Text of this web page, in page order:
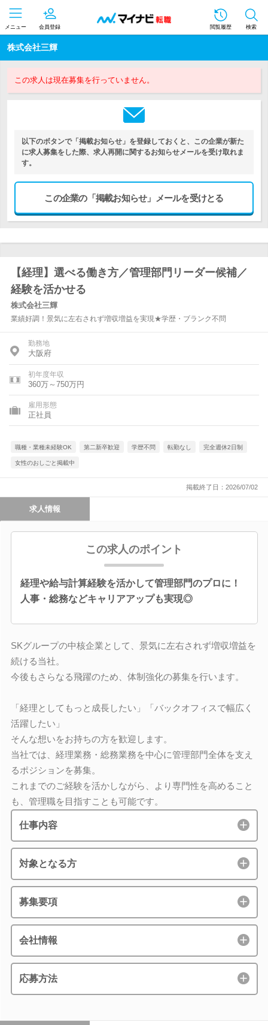
メニュー 会員登録 閲覧履歴 検索
株式会社三輝
この求人は現在募集を行っていません。
以下のボタンで「掲載お知らせ」を登録しておくと、この企業が新た
に求人募集をした際、求人再開に関するお知らせメールを受け取れま
す。
この企業の「掲載お知らせ」メールを受けとる
【経理】選べる働き方／管理部門リーダー候補／
経験を活かせる
株式会社三輝
業績好調！景気に左右されず増収増益を実現★学歴・ブランク不問
勤務地
大阪府
初年度年収
360万～750万円
雇用形態
正社員
職種・業種未経験OK 第二新卒歓迎 学歴不問 転勤なし 完全週休2日制
女性のおしごと掲載中
掲載終了日：2026/07/02
求人情報
この求人のポイント
経理や給与計算経験を活かして管理部門のプロに！
人事・総務などキャリアアップも実現◎
SKグループの中核企業として、景気に左右されず増収増益を
続ける当社。
今後もさらなる飛躍のため、体制強化の募集を行います。
「経理としてもっと成長したい」「バックオフィスで幅広く
活躍したい」
そんな想いをお持ちの方を歓迎します。
当社では、経理業務・総務業務を中心に管理部門全体を支え
るポジションを募集。
これまでのご経験を活かしながら、より専門性を高めること
も、管理職を目指すことも可能です。
仕事内容
対象となる方
募集要項
会社情報
応募方法